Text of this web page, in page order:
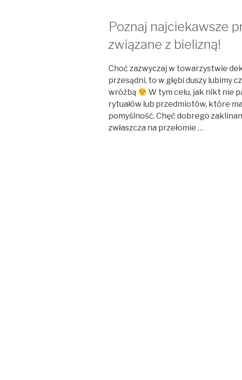
Poznaj najciekawsze
związane z bielizną!
Choć zazwyczaj w towarzystwie
przesądni, to w głębi duszy lubimy
wróżbą
W tym celu, jak nikt nie
rytuałów lub przedmiotów, które
pomyślność. Chęć dobrego
zwłaszcza na przełomie …